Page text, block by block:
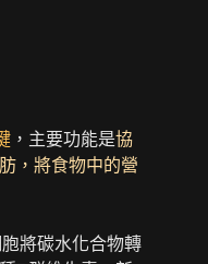
，主要功能是協
，將食物中的營
將碳水化合物轉